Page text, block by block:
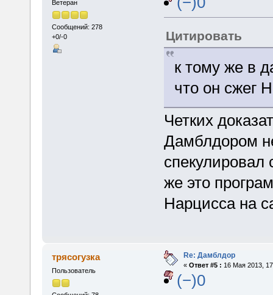
Ветеран
Сообщений: 278
+0/-0
Цитировать
к тому же в
что он сжег
Четких
Дамблдором
спекулировал
же это
Нарцисса на
трясогузка
Пользователь
Re: Дамблдор
« Ответ #5 : 16 Мая 2013,
(−)0